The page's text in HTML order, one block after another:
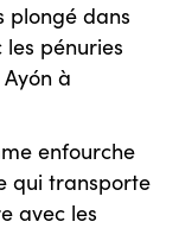
plongé dans
pénuries
à
enfourche
qui transporte
avec les